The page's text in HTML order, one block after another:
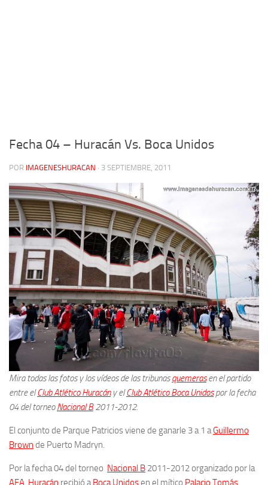
Fecha 04 – Huracán Vs. Boca Unidos
POR IMAGENESHURACAN · 3 SEPTIEMBRE, 2011
Mira todas las fotos y los vídeos de las tribunasquemerasen el partido
entre elClub Atlético Huracány elClub Atlético Boca Unidospor la fecha
04del torneoNacional B2011-2012.
El conjunto de Parque Patricios viene de ganarle 3 a 1 a Guillermo
Brown de Puerto Madryn.
Por la fecha 04 del torneo Nacional B 2011-2012 organizado por la
AFA Huracán recibió a Boca Unidosen el mítico Palacio Tomás